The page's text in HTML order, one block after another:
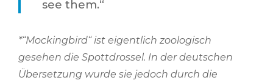
see them.“
*“Mockingbird“ ist eigentlich zoologisch
gesehen die Spottdrossel. In der deutschen
Übersetzung wurde sie jedoch durch die